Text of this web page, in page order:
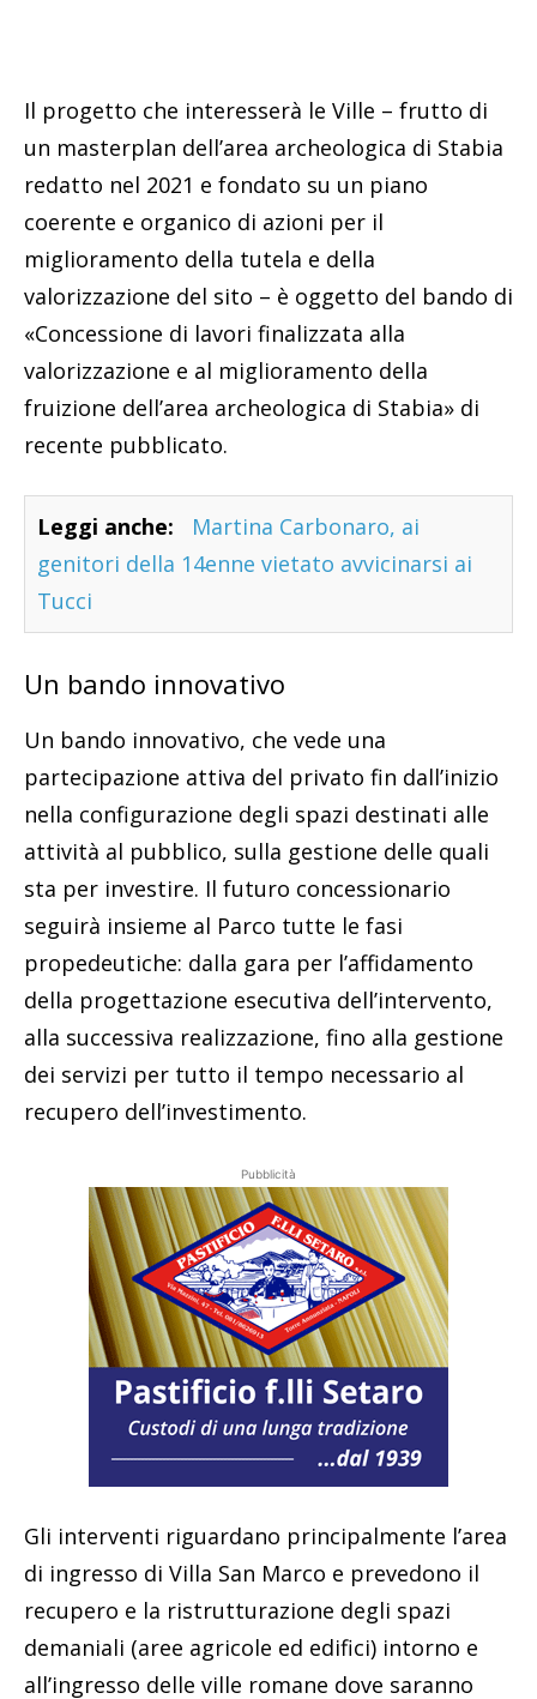
Il progetto che interesserà le Ville – frutto di
un masterplan dell’area archeologica di Stabia
redatto nel 2021 e fondato su un piano
coerente e organico di azioni per il
miglioramento della tutela e della
valorizzazione del sito – è oggetto del bando di
«Concessione di lavori finalizzata alla
valorizzazione e al miglioramento della
fruizione dell’area archeologica di Stabia» di
recente pubblicato.
Leggi anche:
Martina Carbonaro, ai
genitori della 14enne vietato avvicinarsi ai
Tucci
Un bando innovativo
Un bando innovativo, che vede una
partecipazione attiva del privato fin dall’inizio
nella configurazione degli spazi destinati alle
attività al pubblico, sulla gestione delle quali
sta per investire. Il futuro concessionario
seguirà insieme al Parco tutte le fasi
propedeutiche: dalla gara per l’affidamento
della progettazione esecutiva dell’intervento,
alla successiva realizzazione, fino alla gestione
dei servizi per tutto il tempo necessario al
recupero dell’investimento.
Pubblicità
Gli interventi riguardano principalmente l’area
di ingresso di Villa San Marco e prevedono il
recupero e la ristrutturazione degli spazi
demaniali (aree agricole ed edifici) intorno e
all’ingresso delle ville romane dove saranno